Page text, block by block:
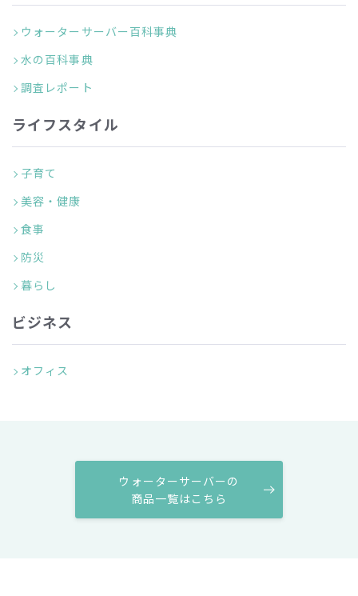
ウォーターサーバー百科事典
水の百科事典
調査レポート
ライフスタイル
子育て
美容・健康
食事
防災
暮らし
ビジネス
オフィス
ウォーターサーバーの
商品一覧はこちら